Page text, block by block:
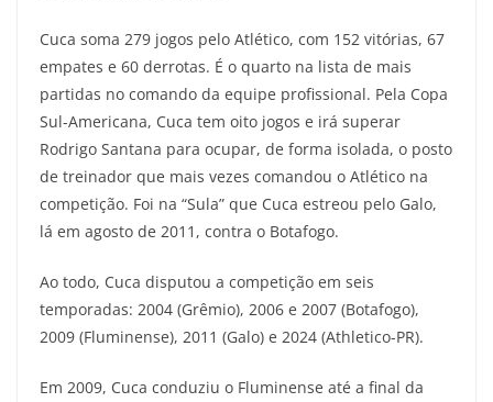
Cuca soma 279 jogos pelo Atlético, com 152 vitórias, 67
empates e 60 derrotas. É o quarto na lista de mais
partidas no comando da equipe profissional. Pela Copa
Sul-Americana, Cuca tem oito jogos e irá superar
Rodrigo Santana para ocupar, de forma isolada, o posto
de treinador que mais vezes comandou o Atlético na
competição. Foi na “Sula” que Cuca estreou pelo Galo,
lá em agosto de 2011, contra o Botafogo.
Ao todo, Cuca disputou a competição em seis
temporadas: 2004 (Grêmio), 2006 e 2007 (Botafogo),
2009 (Fluminense), 2011 (Galo) e 2024 (Athletico-PR).
Em 2009, Cuca conduziu o Fluminense até a final da